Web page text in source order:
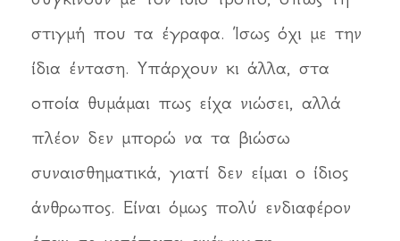
στιγμή που τα έγραφα. Ίσως όχι με την
ίδια ένταση. Υπάρχουν κι άλλα, στα
οποία θυμάμαι πως είχα νιώσει, αλλά
πλέον δεν μπορώ να τα βιώσω
συναισθηματικά, γιατί δεν είμαι ο ίδιος
άνθρωπος. Είναι όμως πολύ ενδιαφέρον